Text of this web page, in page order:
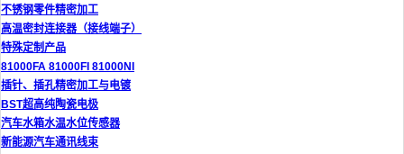
不锈钢零件精密加工
高温密封连接器（接线端子）
特殊定制产品
81000FA 81000FI 81000NI
插针、插孔精密加工与电镀
BST超高纯陶瓷电极
汽车水箱水温水位传感器
新能源汽车通讯线束